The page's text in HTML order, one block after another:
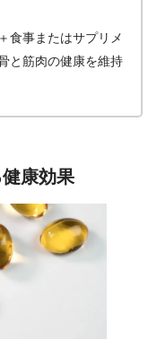
食事またはサプリメ
と筋肉の健康を維持
康効果